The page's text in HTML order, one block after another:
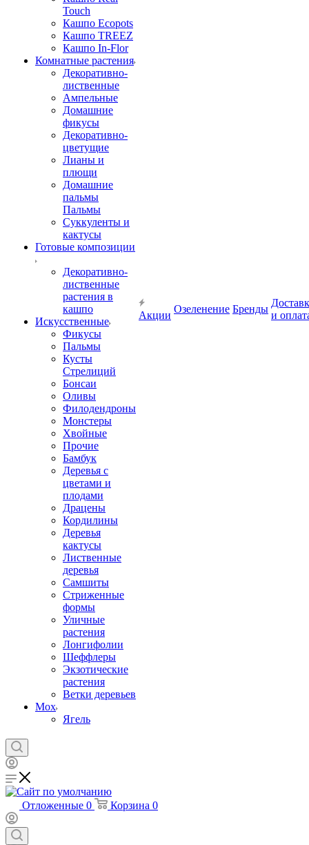
Touch
Кашпо Ecopots
Кашпо TREEZ
Кашпо In-Flor
Комнатные растения
Декоративно-
лиственные
Ампельные
Домашние
фикусы
Декоративно-
цветущие
Лианы и
плющи
Домашние
пальмы
Пальмы
Суккуленты и
кактусы
Готовые композиции
Декоративно-
лиственные
растения в
кашпо
Искусственные
Фикусы
Пальмы
Кусты
Стрелиций
Бонсаи
Оливы
Филодендроны
Монстеры
Хвойные
Прочие
Бамбук
Деревья с
цветами и
плодами
Драцены
Кордилины
Деревья
кактусы
Лиственные
деревья
Самшиты
Стриженные
формы
Уличные
растения
Лонгифолии
Шеффлеры
Экзотические
растения
Ветки деревьев
Мох
Ягель
Акции
Озеленение Бренды
и
Отложенные 0 Корзина 0